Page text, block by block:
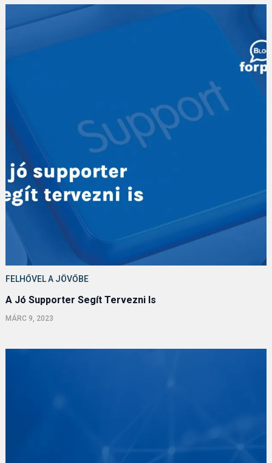
FELHŐVEL A JÖVŐBE
A Jó Supporter Segít Tervezni Is
MÁRC 9, 2023